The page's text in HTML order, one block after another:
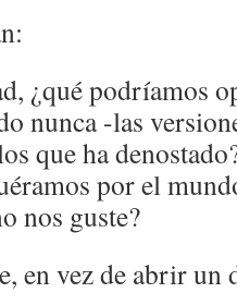
¿qué podríamos
nunca -las
que ha
por el
nos guste?
en vez de abrir un